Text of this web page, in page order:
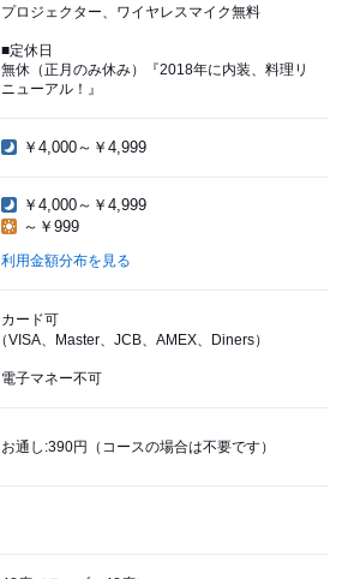
プロジェクター、ワイヤレスマイク無料
■定休日
無休（正月のみ休み）『2018年に内装、料理リ
ニューアル！』
￥4,000～￥4,999
￥4,000～￥4,999
～￥999
利用金額分布を見る
カード可
（VISA、Master、JCB、AMEX、Diners）
電子マネー不可
お通し:390円（コースの場合は不要です）